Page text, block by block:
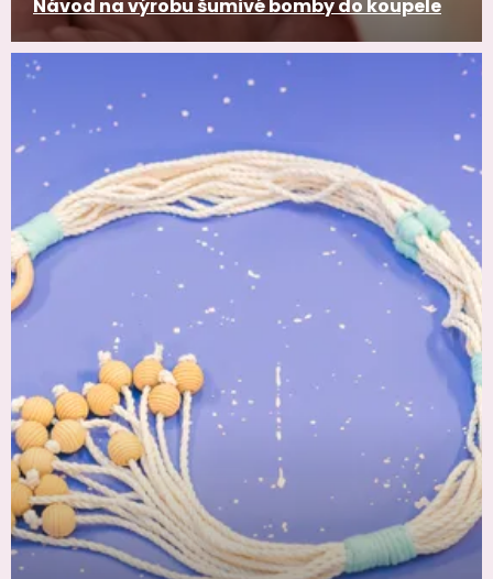
Návod na výrobu šumivé bomby do koupele